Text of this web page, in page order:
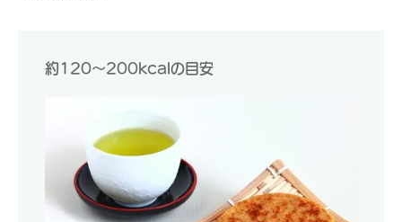
約120～200kcalの目安